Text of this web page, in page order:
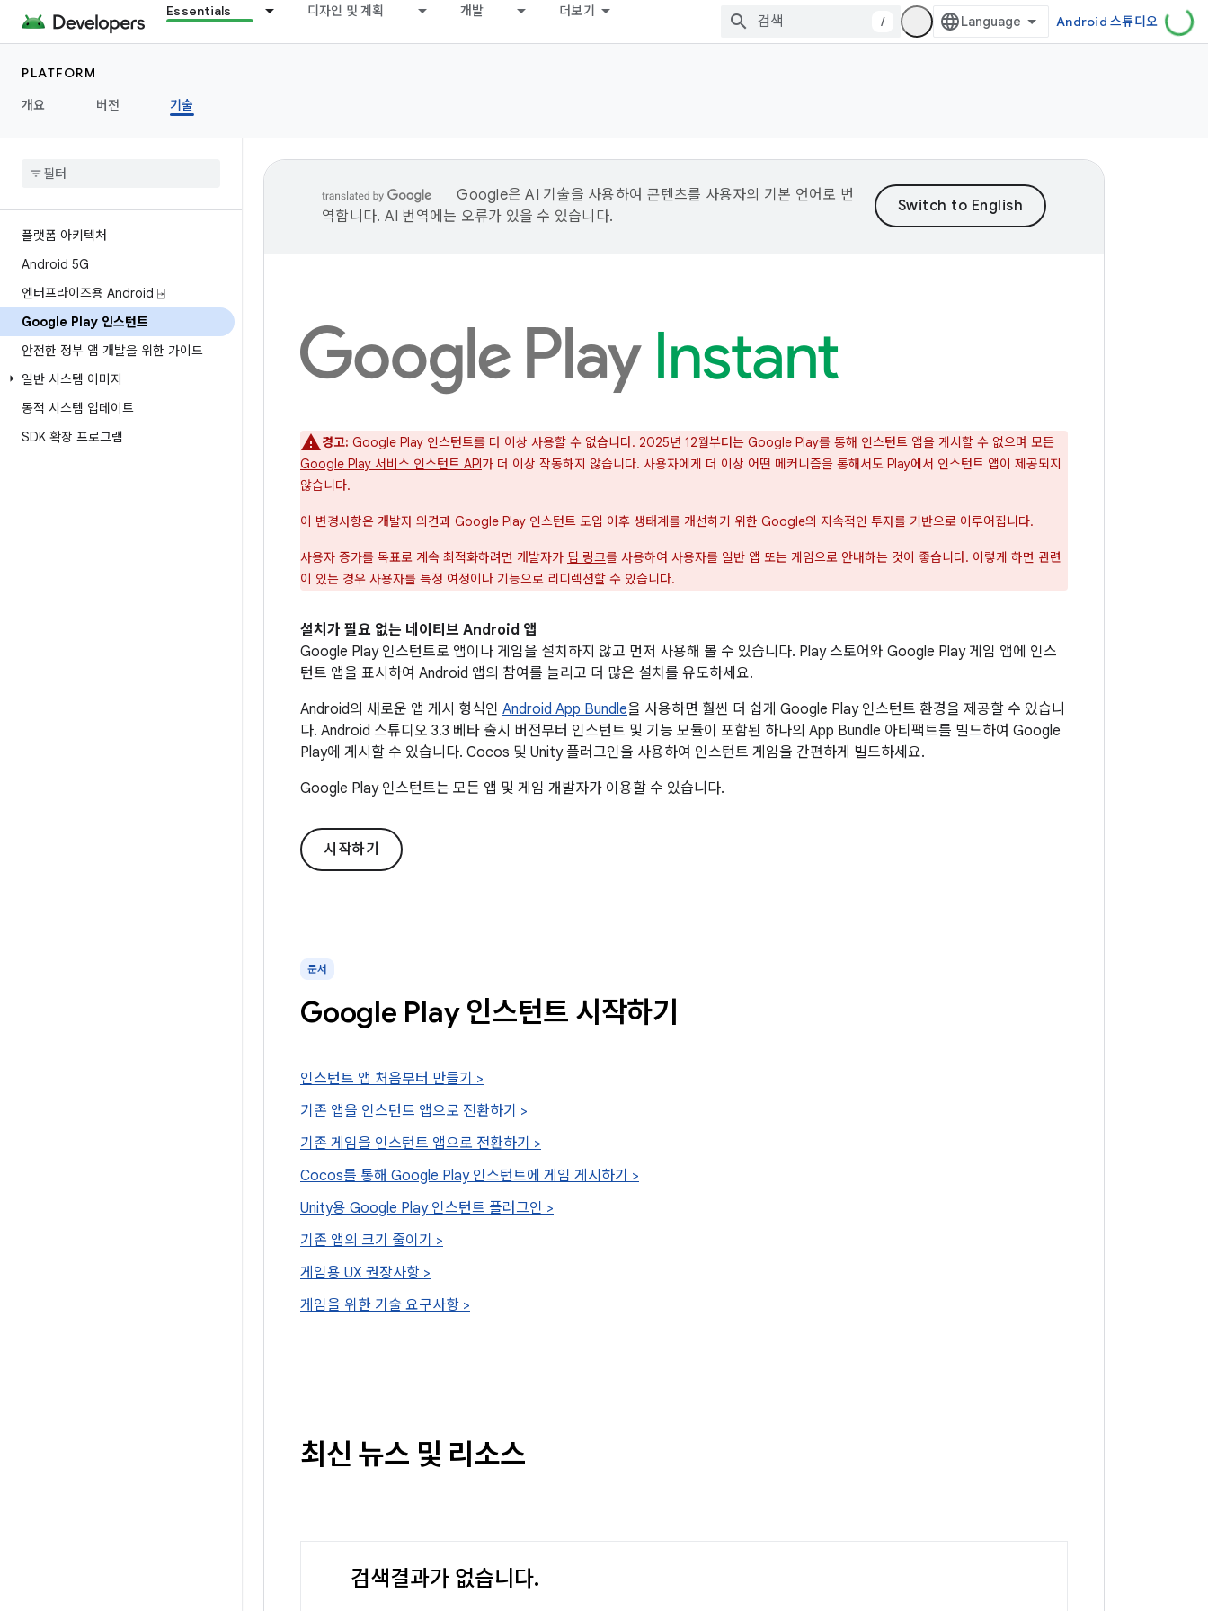
Essentials 디자인 및 계획 개발 더보기
/ Android 스튜디오
PLATFORM
개요
버전 기술
플랫폼 아키텍처
Android 5G
엔터프라이즈용 Android ⍈
Google Play 인스턴트
안전한 정부 앱 개발을 위한 가이드
일반 시스템 이미지
동적 시스템 업데이트
SDK 확장 프로그램
Google은 AI 기술을 사용하여 콘텐츠를 사용자의 기본 언어로 번
역합니다. AI 번역에는 오류가 있을 수 있습니다.
경고: Google Play 인스턴트를 더 이상 사용할 수 없습니다. 2025년 12월부터는 Google Play를 통해 인스턴트 앱을 게시할 수 없으며 모든
Google Play 서비스 인스턴트 API가 더 이상 작동하지 않습니다. 사용자에게 더 이상 어떤 메커니즘을 통해서도 Play에서 인스턴트 앱이 제공되지
않습니다.
이 변경사항은 개발자 의견과 Google Play 인스턴트 도입 이후 생태계를 개선하기 위한 Google의 지속적인 투자를 기반으로 이루어집니다.
사용자 증가를 목표로 계속 최적화하려면 개발자가 딥 링크를 사용하여 사용자를 일반 앱 또는 게임으로 안내하는 것이 좋습니다. 이렇게 하면 관련
이 있는 경우 사용자를 특정 여정이나 기능으로 리디렉션할 수 있습니다.
설치가 필요 없는 네이티브 Android 앱
Google Play 인스턴트로 앱이나 게임을 설치하지 않고 먼저 사용해 볼 수 있습니다. Play 스토어와 Google Play 게임 앱에 인스
턴트 앱을 표시하여 Android 앱의 참여를 늘리고 더 많은 설치를 유도하세요.
Android의 새로운 앱 게시 형식인 Android App Bundle을 사용하면 훨씬 더 쉽게 Google Play 인스턴트 환경을 제공할 수 있습니
다. Android 스튜디오 3.3 베타 출시 버전부터 인스턴트 및 기능 모듈이 포함된 하나의 App Bundle 아티팩트를 빌드하여 Google
Play에 게시할 수 있습니다. Cocos 및 Unity 플러그인을 사용하여 인스턴트 게임을 간편하게 빌드하세요.
Google Play 인스턴트는 모든 앱 및 게임 개발자가 이용할 수 있습니다.
시작하기
문서
Google Play 인스턴트 시작하기
인스턴트 앱 처음부터 만들기 >
기존 앱을 인스턴트 앱으로 전환하기 >
기존 게임을 인스턴트 앱으로 전환하기 >
Cocos를 통해 Google Play 인스턴트에 게임 게시하기 >
Unity용 Google Play 인스턴트 플러그인 >
기존 앱의 크기 줄이기 >
게임용 UX 권장사항 >
게임을 위한 기술 요구사항 >
최신 뉴스 및 리소스
검색결과가 없습니다.